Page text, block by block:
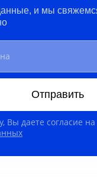
и мы
Отправить
Вы даете согласие на